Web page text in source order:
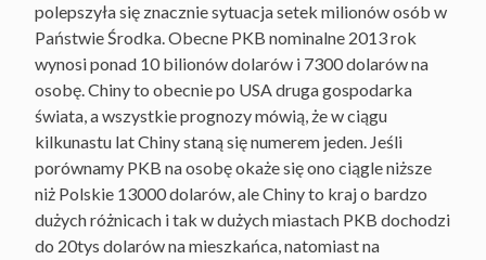
polepszyła się znacznie sytuacja setek milionów osób w
Państwie Środka. Obecne PKB nominalne 2013 rok
wynosi ponad 10 bilionów dolarów i 7300 dolarów na
osobę. Chiny to obecnie po USA druga gospodarka
świata, a wszystkie prognozy mówią, że w ciągu
kilkunastu lat Chiny staną się numerem jeden. Jeśli
porównamy PKB na osobę okaże się ono ciągle niższe
niż Polskie 13000 dolarów, ale Chiny to kraj o bardzo
dużych różnicach i tak w dużych miastach PKB dochodzi
do 20tys dolarów na mieszkańca, natomiast na